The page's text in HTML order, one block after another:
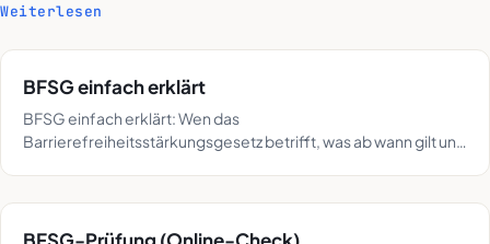
Weiterlesen
BFSG einfach erklärt
BFSG einfach erklärt: Wen das
Barrierefreiheitsstärkungsgesetz betrifft, was ab wann gilt und